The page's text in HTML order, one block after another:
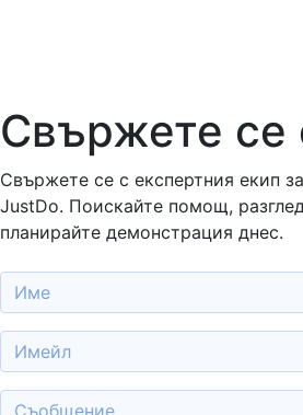
Свържете се
Свържете се с експертния екип
JustDo. Поискайте помощ,
планирайте демонстрация днес.